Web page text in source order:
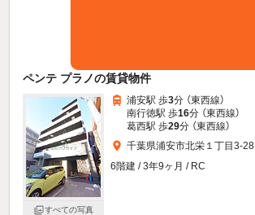
ペンテ プラノの賃貸物件
すべての写真
浦安駅 歩3分 （東西線）
南行徳駅 歩16分 （東西線）
葛西駅 歩29分 （東西線）
千葉県浦安市北栄１丁目3-28
6階建 / 3年9ヶ月 / RC